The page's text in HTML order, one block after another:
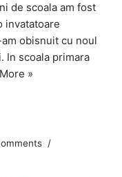
de scoala am fost
invatatoare
obisnuit cu noul
In scoala primara
»